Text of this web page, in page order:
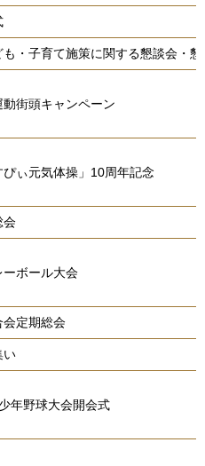
・子育て施策に関する懇談会・懇
街頭キャンペーン
ぃ元気体操」10周年記念
会
ボール大会
会定期総会
い
年野球大会開会式